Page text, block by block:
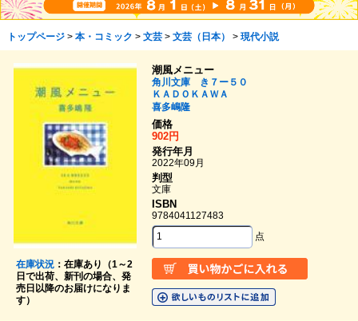
トップページ> 本・コミック > 文芸> 文芸（日本） > 現代小説
在庫状況：在庫あり（1～2
日で出荷、新刊の場合、発
売日以降のお届けになりま
す）
潮風メニュー
角川文庫 き７ー５０
ＫＡＤＯＫＡＷＡ
喜多嶋隆
価格
902円
発行年月
2022年09月
判型
文庫
ISBN
9784041127483
点